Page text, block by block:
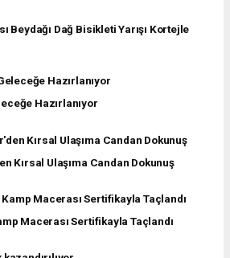
Beydağı Dağ Bisikleti Yarışı Kortejle
Hazırlanıyor
Kırsal Ulaşıma Candan Dokunuş
Macerası Sertifikayla Taçlandı